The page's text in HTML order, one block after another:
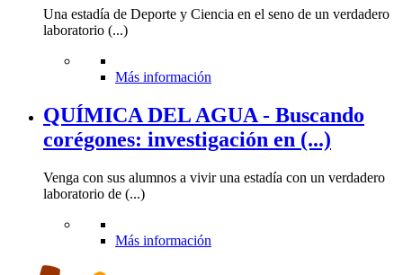
Una estadía de Deporte y Ciencia en el seno de un verdadero
laboratorio (...)
Más información
QUÍMICA DEL AGUA - Buscando
corégones: investigación en (...)
Venga con sus alumnos a vivir una estadía con un verdadero
laboratorio de (...)
Más información